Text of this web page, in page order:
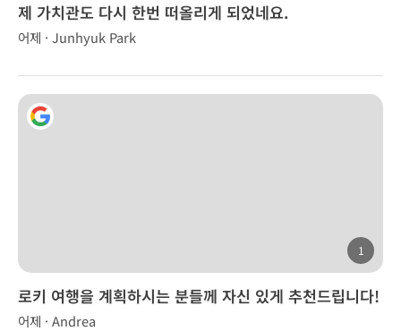
제 가치관도 다시 한번 떠올리게 되었네요.
어제 · Junhyuk Park
1
로키 여행을 계획하시는 분들께 자신 있게 추천드립니다!
어제 · Andrea